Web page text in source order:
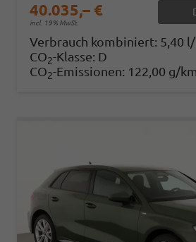
40.035,– €
incl. 19% MwSt.
Verbrauch kombiniert: 5,40
CO2-Klasse: D
CO2-Emissionen: 122,00 g/km